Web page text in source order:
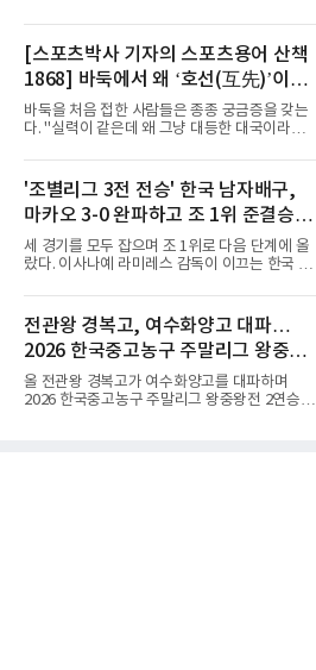
NBA에 도전 중인 이현중을 앞세운 대표팀의 목
표는 우승이다.조별리그는 12
이하(U-17) 여자배구대표팀은 8일(한국시간) 칠
레 로스안데스에서 열린 2026 국제배구연맹
(FIVB) U-17 여자 세계선수권대회 조별리그 D조
2차전에서 대만을 세트 점수 3-1(25-19 18-25
25-13 25-15)로 꺾었다. 전날 푸에르토리코를
3-1로 물리쳤던 한국은 2연승으로 조 1위에 올
라 16강 진출에 청신호를 켰다.이날 승리는 남다
3-2로 꺾고 정상에 올랐는데, 세계선수권에서
이뤄진 '리턴 매치'에서도 승리하
[스포츠박사 기자의 스포츠용어 산책
1868] 바둑에서 왜 ‘호선(互先)’이라
말할까
바둑을 처음 접한 사람들은 종종 궁금증을 갖는
다. "실력이 같은데 왜 그냥 대등한 대국이라고
‘바둑에서 왜 ‘대국(對局)’이라 말할까‘ 참조)'호
선(互先)'은 한자로 '서로 호(互)', '먼저 선(先)'을
쓴다. 직역하면 '서로 먼저 둔다'는 뜻이다. 여기
서 '서로 먼저 둔다'는 표현은 한 판에서 두 사람
이 동시에 선수를 잡는다는 의미가 아니다. 중국
과 일본의 고대 바둑에서 실력이 같은 사람끼리
는 여러 판을 둘 때 흑(선수)을 번갈아 맡았다는
는다는 의미였던 것이다.인터넷 조선왕조실록에
서 호
'조별리그 3전 전승' 한국 남자배구,
마카오 3-0 완파하고 조 1위 준결승
진출
세 경기를 모두 잡으며 조 1위로 다음 단계에 올
랐다. 이사나예 라미레스 감독이 이끄는 한국 남
아남자선수권대회 조별리그를 3연승으로 마무
리했다.대표팀은 7일 몽골 울란바타르 AVA 아레
나에서 열린 대회 B조 조별리그 3차전에서 마카
오(119위)를 세트 점수 3-0(25-18 25-16 25-15)
으로 제압했다. 일본과 대만에 이어 마카오까지
꺾은 한국은 조별리그 전승으로 준결승 티켓을
손에 넣었다.공격은 고르게 터졌다. 김요한(삼성
전관왕 경복고, 여수화양고 대파…
2026 한국중고농구 주말리그 왕중왕
전 결승토너먼트 확정
올 전관왕 경복고가 여수화양고를 대파하며
2026 한국중고농구 주말리그 왕중왕전 2연승을